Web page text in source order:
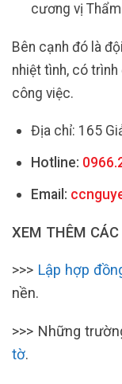
cương vị Thẩm
Bên cạnh đó là
nhiệt tình, có
công việc.
Địa chỉ: 165
Hotline:
Email:
XEM THÊM
>>> Lập hợp
nền.
>>> Những
tờ.